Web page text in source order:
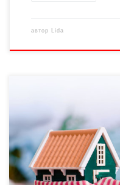
автор Lida
Готуй сани влітку…
напередодні зими:
конфлікт на урядовому
все ж замислюються над
спека вже й спала.
(РПР) і керівник